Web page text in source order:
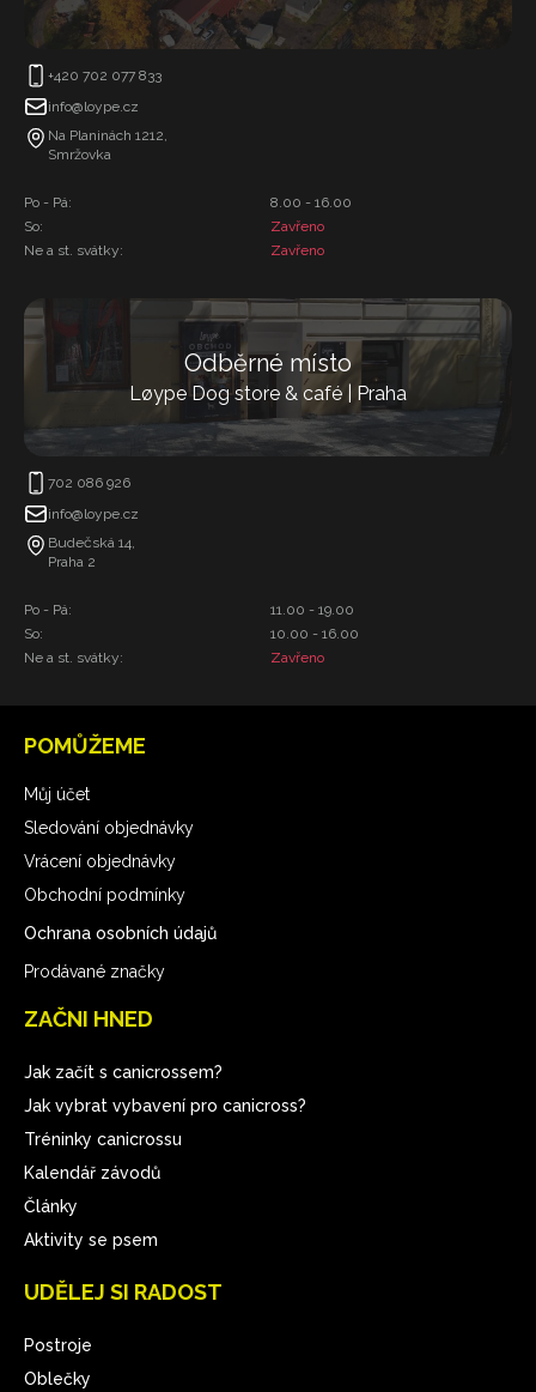
+420 702 077 833
info@loype.cz
Na Planinách 1212,
Smržovka
Po - Pá:
So:
Ne a st. svátky:
8.00 - 16.00
Zavřeno
Zavřeno
Odběrné místo
Løype Dog store & café | Praha
702 086 926
info@loype.cz
Budečská 14,
Praha 2
Po - Pá:
So:
Ne a st. svátky:
11.00 - 19.00
10.00 - 16.00
Zavřeno
POMŮŽEME
Můj účet
Sledování objednávky
Vrácení objednávky
Obchodní podmínky
Ochrana osobních údajů
Prodávané značky
ZAČNI HNED
Jak začít s canicrossem?
Jak vybrat vybavení pro canicross?
Tréninky canicrossu
Kalendář závodů
Články
Aktivity se psem
UDĚLEJ SI RADOST
Postroje
Oblečky